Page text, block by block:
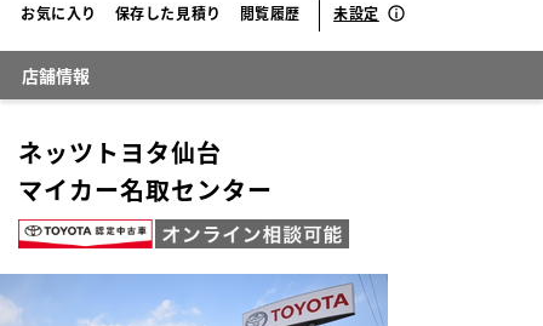
お気に入り 保存した見積り 閲覧履歴 未設定
店舗情報
ネッツトヨタ仙台
マイカー名取センター